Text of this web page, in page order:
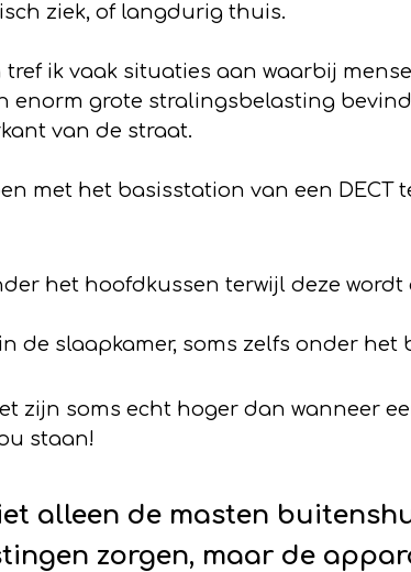
ziek, of langdurig thuis.
ik vaak situaties aan waarbij
enorm grote stralingsbelasting
van de straat.
met het basisstation van een DECT
het hoofdkussen terwijl deze wordt
de slaapkamer, soms zelfs onder het
zijn soms echt hoger dan wanneer
staan!
alleen de masten
zorgen, maar de